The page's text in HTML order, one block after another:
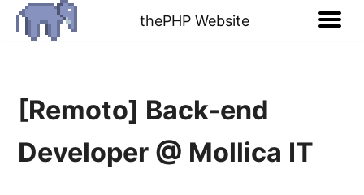
thePHP Website
[Remoto] Back-end
Developer @ Mollica IT